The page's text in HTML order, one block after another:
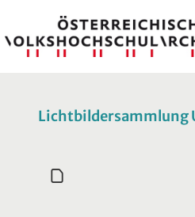
Lichtbildersammlung